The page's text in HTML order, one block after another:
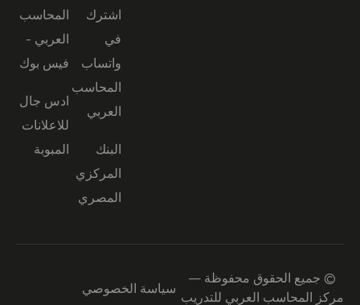
اشترك
في
واتساب
المحاسب
العربي
البنك
المركزي
المصري
المحاسب
العربي -
فيس بوك
ادس جال
للاعلانات
المبوبة
© جميع الحقوق محفوظة —
مركز المحاسب العربي للتدريب
سياسة الخصوصي